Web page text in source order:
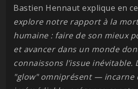
Bastien Hennaut explique en
explore notre rapport à la
humaine : faire de son mieux
et avancer dans un monde
connaissons l’issue
"glow" omniprésent — incarne